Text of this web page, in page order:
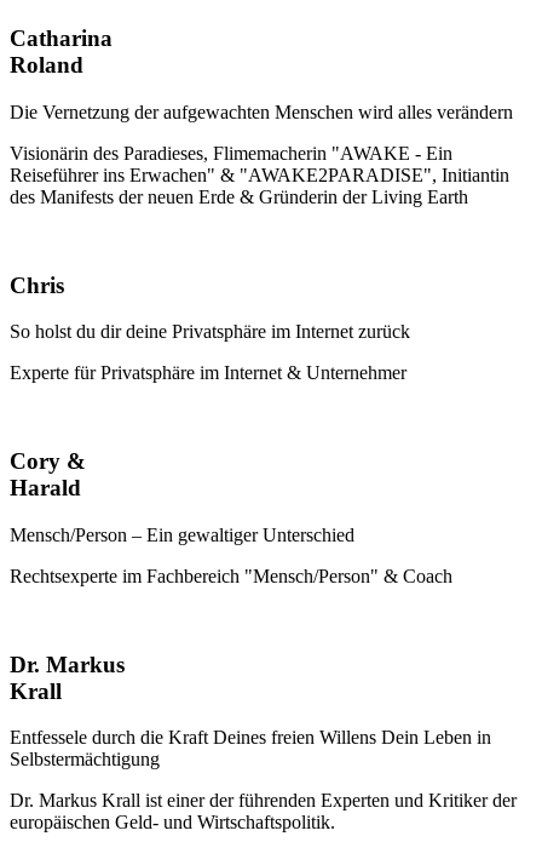
Catharina
Roland
Die Vernetzung der aufgewachten Menschen wird alles verändern
Visionärin des Paradieses, Flimemacherin "AWAKE - Ein
Reiseführer ins Erwachen" & "AWAKE2PARADISE", Initiantin
des Manifests der neuen Erde & Gründerin der Living Earth
Chris
So holst du dir deine Privatsphäre im Internet zurück
Experte für Privatsphäre im Internet & Unternehmer
Cory &
Harald
Mensch/Person – Ein gewaltiger Unterschied
Rechtsexperte im Fachbereich "Mensch/Person" & Coach
Dr. Markus
Krall
Entfessele durch die Kraft Deines freien Willens Dein Leben in
Selbstermächtigung
Dr. Markus Krall ist einer der führenden Experten und Kritiker der
europäischen Geld- und Wirtschaftspolitik.